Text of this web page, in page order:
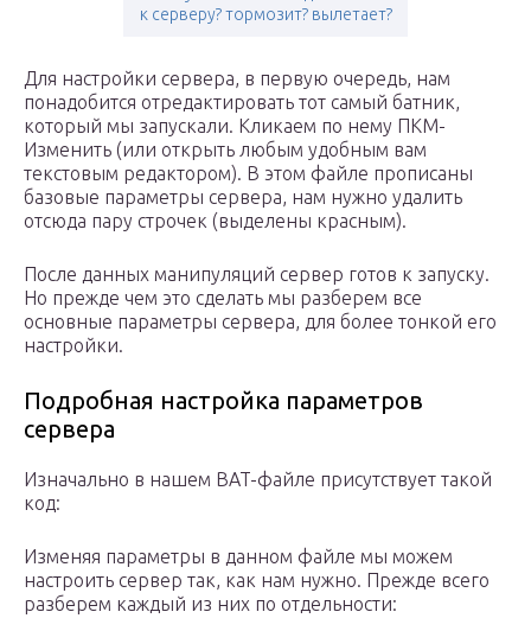
к серверу? тормозит? вылетает?
Для настройки сервера, в первую очередь, нам
понадобится отредактировать тот самый батник,
который мы запускали. Кликаем по нему ПКМ-
Изменить (или открыть любым удобным вам
текстовым редактором). В этом файле прописаны
базовые параметры сервера, нам нужно удалить
отсюда пару строчек (выделены красным).
После данных манипуляций сервер готов к запуску.
Но прежде чем это сделать мы разберем все
основные параметры сервера, для более тонкой его
настройки.
Подробная настройка параметров
сервера
Изначально в нашем BAT-файле присутствует такой
код:
Изменяя параметры в данном файле мы можем
настроить сервер так, как нам нужно. Прежде всего
разберем каждый из них по отдельности: